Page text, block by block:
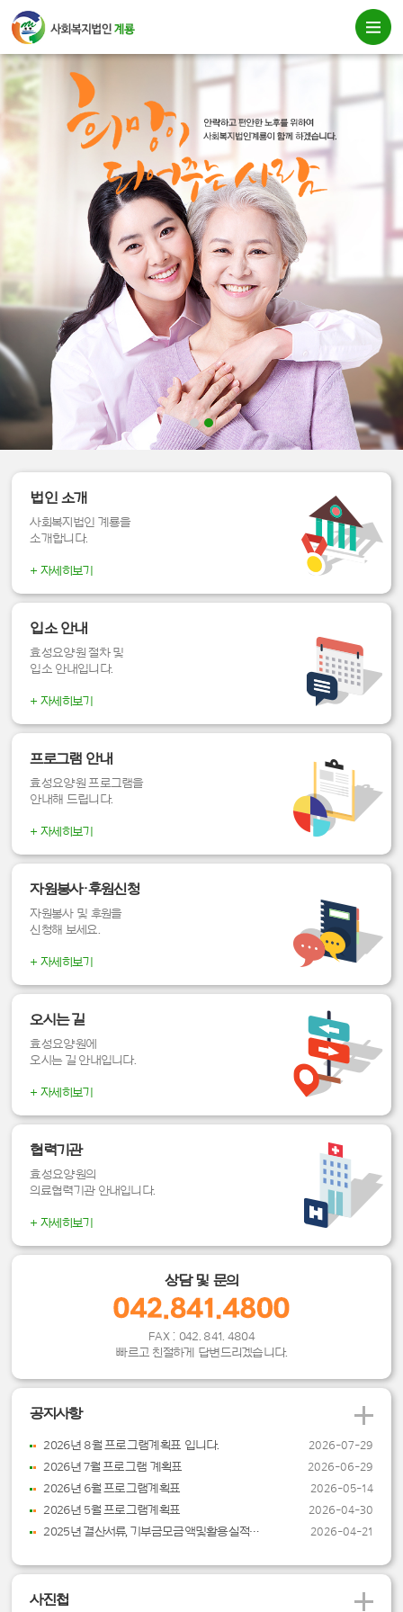
법인 소개
사회복지법인 계룡을
소개합니다.
+ 자세히보기
입소 안내
효성요양원 절차 및
입소 안내입니다.
+ 자세히보기
프로그램 안내
효성요양원 프로그램을
안내해 드립니다.
+ 자세히보기
자원봉사ㆍ후원신청
자원봉사 및 후원을
신청해 보세요.
+ 자세히보기
오시는 길
효성요양원에
오시는 길 안내입니다.
+ 자세히보기
협력기관
효성요양원의
의료협력기관 안내입니다.
+ 자세히보기
상담 및 문의
FAX : 042. 841. 4804
빠르고 친절하게 답변드리겠습니다.
공지사항
2026년 8월 프로그램계획표 입니다. 2026-07-29
2026년 7월 프로그램 계획표 2026-06-29
2026년 6월 프로그램계획표 2026-05-14
2026년 5월 프로그램계획표 2026-04-30
2025년 결산서류, 기부금모금액및활용실적명세서 2026-04-21
사진첩